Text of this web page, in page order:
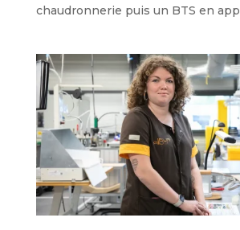
chaudronnerie puis un BTS en